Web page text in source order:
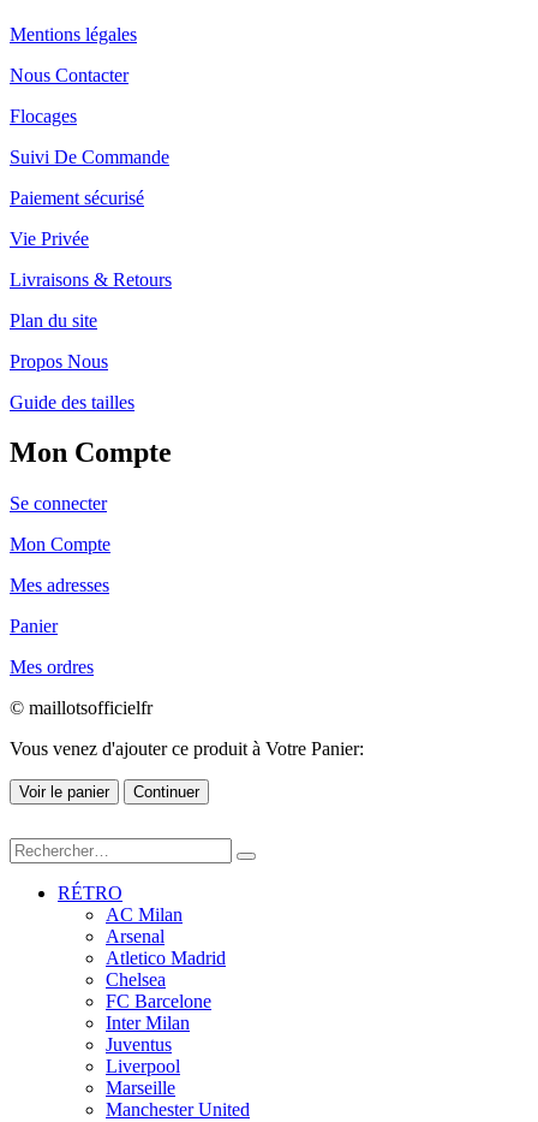
Mentions légales
Nous Contacter
Flocages
Suivi De Commande
Paiement sécurisé
Vie Privée
Livraisons & Retours
Plan du site
Propos Nous
Guide des tailles
Mon Compte
Se connecter
Mon Compte
Mes adresses
Panier
Mes ordres
© maillotsofficielfr
Vous venez d'ajouter ce produit à Votre Panier:
Voir le panier Continuer
RÉTRO
AC Milan
Arsenal
Atletico Madrid
Chelsea
FC Barcelone
Inter Milan
Juventus
Liverpool
Marseille
Manchester United